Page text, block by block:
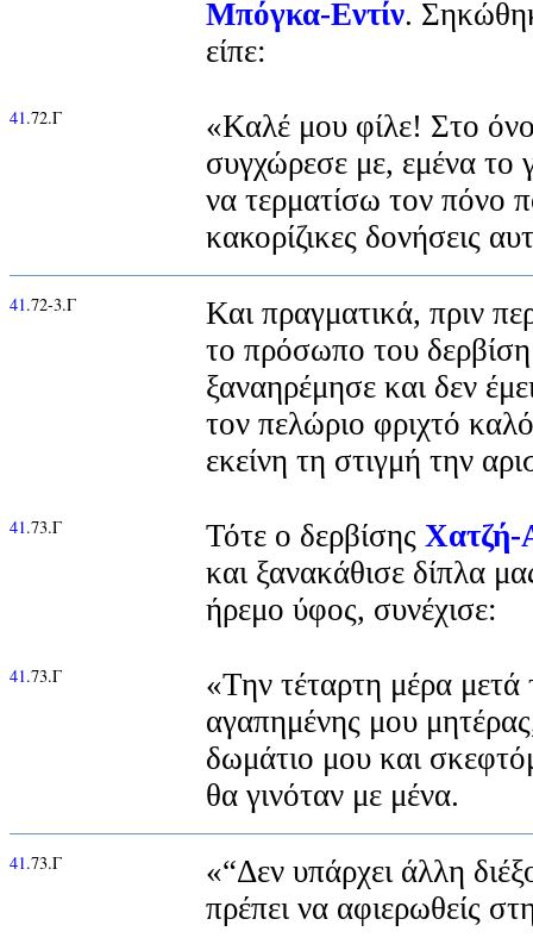
Μπόγκα-Εντίν.
είπε:
41.72.Γ
«Καλέ μου φίλε! Στο
συγχώρεσε με, εμένα το
να τερματίσω τον πόνο
κακορίζικες δονήσεις
41.72-3.Γ
Και πραγματικά, πριν
το πρόσωπο του
ξαναηρέμησε και δεν
τον πελώριο φριχτό
εκείνη τη στιγμή την
41.73.Γ Τότε ο δερβίσης Χατζή-
και ξανακάθισε δίπλα
ήρεμο ύφος, συνέχισε:
41.73.Γ
«Την τέταρτη μέρα μετά
αγαπημένης μου
δωμάτιο μου και
θα γινόταν με μένα.
41.73.Γ
«“Δεν υπάρχει άλλη
πρέπει να αφιερωθείς